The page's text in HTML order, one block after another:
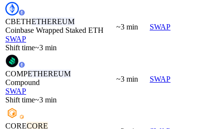
CBETHETHEREUM
Coinbase Wrapped Staked ETH
SWAP
Shift time~3 min
~3 min SWAP
COMPETHEREUM
Compound
SWAP
Shift time~3 min
~3 min SWAP
CORECORE